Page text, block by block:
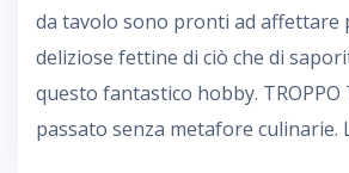
da tavolo sono pronti ad affettare
deliziose fettine di ciò che di
questo fantastico hobby. TROPPO
passato senza metafore culinarie.